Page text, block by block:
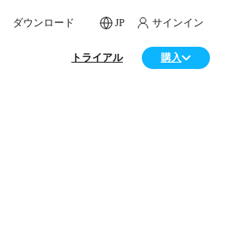
ダウンロード JP サインイン
トライアル 購入